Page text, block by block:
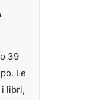
39
Le
i libri,